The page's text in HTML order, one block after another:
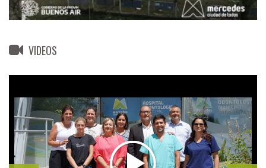
VIDEOS